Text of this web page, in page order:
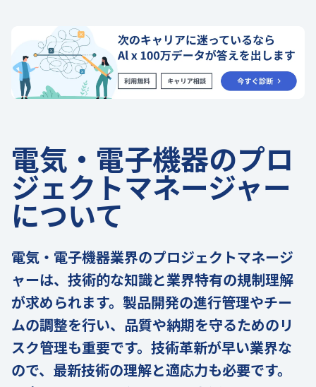
電気・電子機器のプロ
ジェクトマネージャー
について
電気・電子機器業界のプロジェクトマネージ
ャーは、技術的な知識と業界特有の規制理解
が求められます。製品開発の進行管理やチー
ムの調整を行い、品質や納期を守るためのリ
スク管理も重要です。技術革新が早い業界な
ので、最新技術の理解と適応力も必要です。